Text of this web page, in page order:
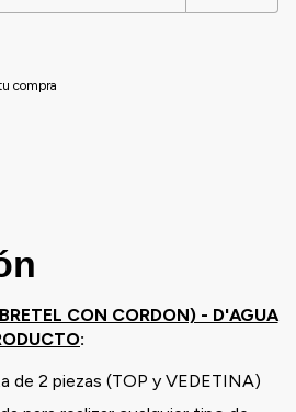
compra
CON CORDON) - D'AGUA
:
de 2 piezas (TOP y VEDETINA)